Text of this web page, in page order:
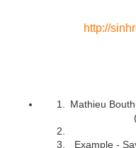
http://
Mathieu
Example -